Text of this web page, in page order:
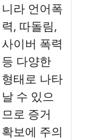
니라 언어폭
력, 따돌림,
사이버 폭력
등 다양한
형태로 나타
날 수 있으
므로 증거
확보에 주의